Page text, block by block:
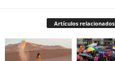
Artículos relacionados